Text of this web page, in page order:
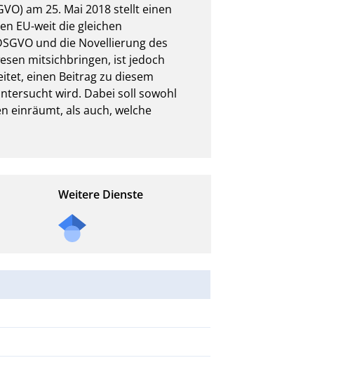
am 25. Mai 2018 stellt einen
EU-weit die gleichen
und die Novellierung des
mitsichbringen, ist jedoch
einen Beitrag zu diesem
wird. Dabei soll sowohl
einräumt, als auch, welche
Weitere Dienste